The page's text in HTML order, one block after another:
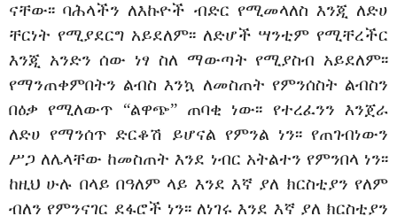
ናቸው፡፡ ባሕላችን ለእኩዮች ብድር የሚመላለስ እንጂ ለድሀ
ቸርነት የሚያደርግ አይደለም፡፡ ለድሆች ሣንቲም የሚቸረችር
እንጂ አንድን ሰው ነፃ ስለ ማውጣት የሚያስብ አይደለም፡፡
የማንጠቀምበትን ልብስ እንኳ ለመስጠት የምንሰስት ልብስን
በዕቃ የሚለውጥ “ልዋጭ” ጠባቂ ነው፡፡ የተረፈንን እንጀራ
ለድሀ የማንሰጥ ድርቆሽ ይሆናል የምንል ነን፡፡ የጠገብነውን
ሥጋ ለሌላቸው ከመስጠት እንደ ነብር አትልተን የምንበላ ነን፡፡
ከዚህ ሁሉ በላይ በዓለም ላይ እንደ እኛ ያለ ክርስቲያን የለም
ብለን የምንናገር ደፋሮች ነን፡፡ ለነገሩ እንደ እኛ ያለ ክርስቲያን